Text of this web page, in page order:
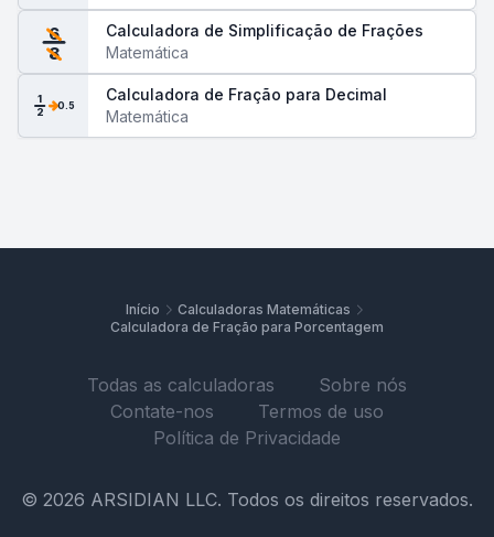
6
8
Calculadora de Simplificação de Frações
Matemática
1
2 0.5
Calculadora de Fração para Decimal
Matemática
Início
Calculadoras Matemáticas
Calculadora de Fração para Porcentagem
Todas as calculadoras
Sobre nós
Contate-nos
Termos de uso
Política de Privacidade
© 2026 ARSIDIAN LLC. Todos os direitos reservados.